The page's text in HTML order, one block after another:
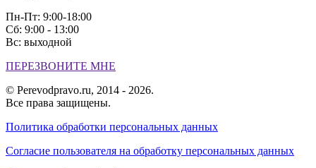
Пн-Пт: 9:00-18:00
Сб: 9:00 - 13:00
Вс: выходной
ПЕРЕЗВОНИТЕ МНЕ
© Perevodpravo.ru, 2014 - 2026.
Все права защищены.
Политика обработки персональных данных
Согласие пользователя на обработку персональных данных